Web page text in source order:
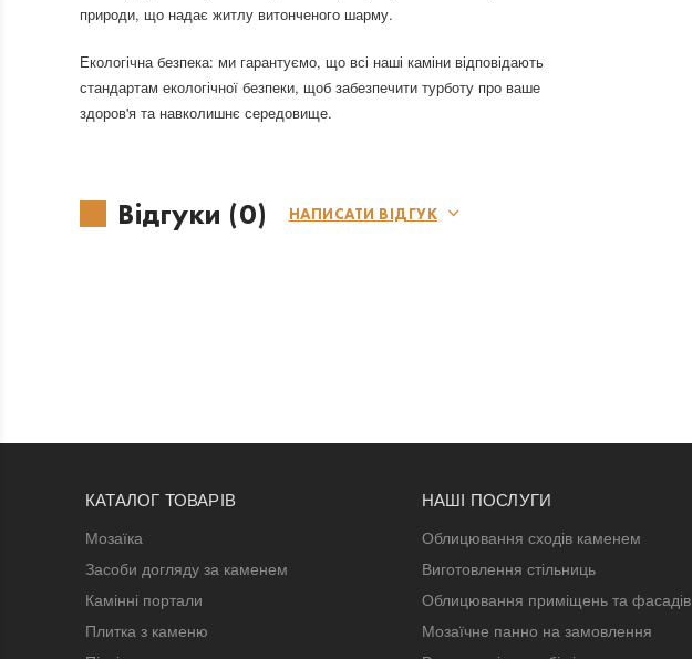
природи, що надає житлу витонченого шарму.
Екологічна безпека: ми гарантуємо, що всі наші каміни відповідають
стандартам екологічної безпеки, щоб забезпечити турботу про ваше
здоров'я та навколишнє середовище.
Відгуки (0) НАПИСАТИ ВІДГУК
КАТАЛОГ ТОВАРІВ
Мозаїка
Засоби догляду за каменем
Камінні портали
Плитка з каменю
НАШІ ПОСЛУГИ
Облицювання сходів каменем
Виготовлення стільниць
Облицювання приміщень та фасадів
Мозаїчне панно на замовлення